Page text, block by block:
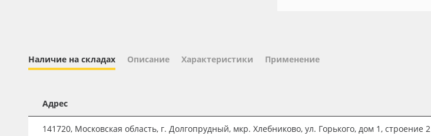
Oracal 641
Плёнка монтажная Oratape
ПЭТ листовой
Наличие на складах Описание Характеристики Применение
Адрес
141720, Московская область, г. Долгопрудный, мкр. Хлебниково, ул. Горького, дом 1, строение 2